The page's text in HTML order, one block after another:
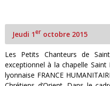
Jeudi 1er octobre 2015
Les Petits Chanteurs de
exceptionnel à la chapelle Saint
lyonnaise FRANCE